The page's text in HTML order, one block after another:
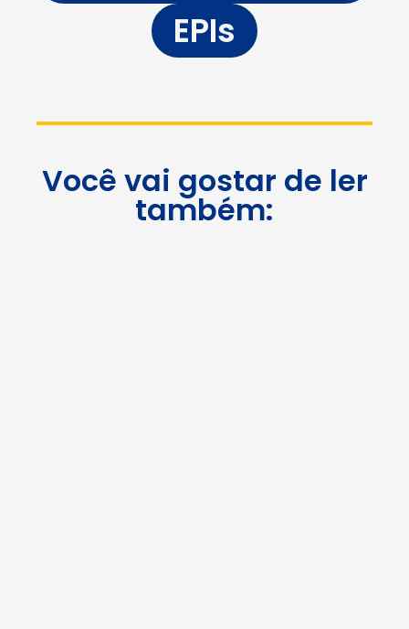
EPIs
Você vai gostar de ler
também: